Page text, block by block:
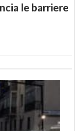
le barriere